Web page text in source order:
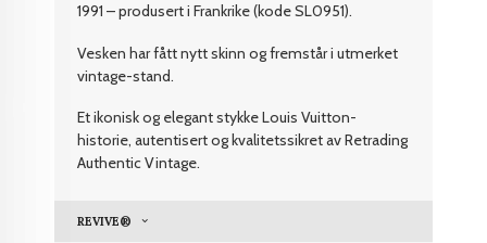
1991 – produsert i Frankrike (kode SL0951).
Vesken har fått nytt skinn og fremstår i utmerket
vintage-stand.
Et ikonisk og elegant stykke Louis Vuitton-
historie, autentisert og kvalitetssikret av Retrading
Authentic Vintage.
REVIVE®